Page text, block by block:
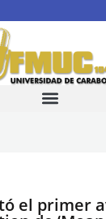
el primer